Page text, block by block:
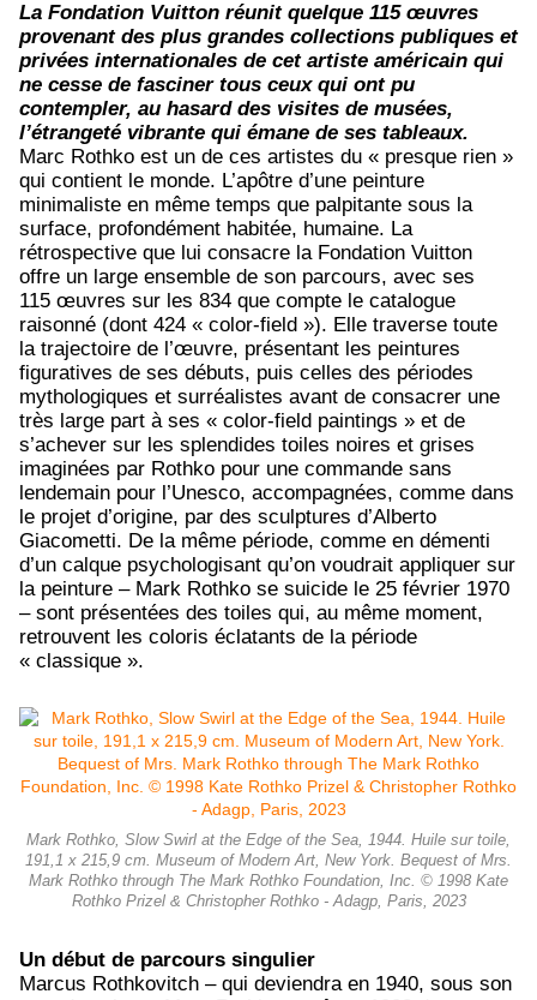
La Fondation Vuitton réunit quelque 115 œuvres
provenant des plus grandes collections publiques et
privées internationales de cet artiste américain qui
ne cesse de fasciner tous ceux qui ont pu
contempler, au hasard des visites de musées,
l’étrangeté vibrante qui émane de ses tableaux.
Marc Rothko est un de ces artistes du « presque rien »
qui contient le monde. L’apôtre d’une peinture
minimaliste en même temps que palpitante sous la
surface, profondément habitée, humaine. La
rétrospective que lui consacre la Fondation Vuitton
offre un large ensemble de son parcours, avec ses
115 œuvres sur les 834 que compte le catalogue
raisonné (dont 424 « color-field »). Elle traverse toute
la trajectoire de l’œuvre, présentant les peintures
figuratives de ses débuts, puis celles des périodes
mythologiques et surréalistes avant de consacrer une
très large part à ses « color-field paintings » et de
s’achever sur les splendides toiles noires et grises
imaginées par Rothko pour une commande sans
lendemain pour l’Unesco, accompagnées, comme dans
le projet d’origine, par des sculptures d’Alberto
Giacometti. De la même période, comme en démenti
d’un calque psychologisant qu’on voudrait appliquer sur
la peinture – Mark Rothko se suicide le 25 février 1970
– sont présentées des toiles qui, au même moment,
retrouvent les coloris éclatants de la période
« classique ».
Mark Rothko, Slow Swirl at the Edge of the Sea, 1944. Huile sur toile,
191,1 x 215,9 cm. Museum of Modern Art, New York. Bequest of Mrs.
Mark Rothko through The Mark Rothko Foundation, Inc. © 1998 Kate
Rothko Prizel & Christopher Rothko - Adagp, Paris, 2023
Un début de parcours singulier
Marcus Rothkovitch – qui deviendra en 1940, sous son